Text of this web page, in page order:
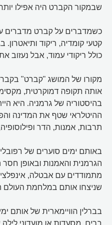
שבמקור הקברט היה אפילו יותר
כשמדברים על קברט מדברים
קטעי קומדיה, ריקוד
כולל ריקודי עמוד, אבל נעזוב
מקורו של המושג "קברט"
אותה תקופה דמוקרטית,
בהיסטוריה של גרמניה. היא
ההיטלראי שטף את המדינה
תרבות, אמנות, הדר
באותם ימים סוערים של
הגרמנית והאמנות ובאופן
מתמודדים עם אבטלה,
שניצחו אותם במלחמת העולם
בברלין הוויימארית של אותם
ברים, מסעדות או מועדוני